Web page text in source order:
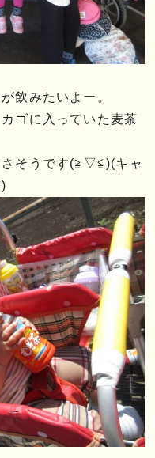
飲みたいよー。
ゴに入っていた麦茶
さそうです(≧▽≦)(キャ